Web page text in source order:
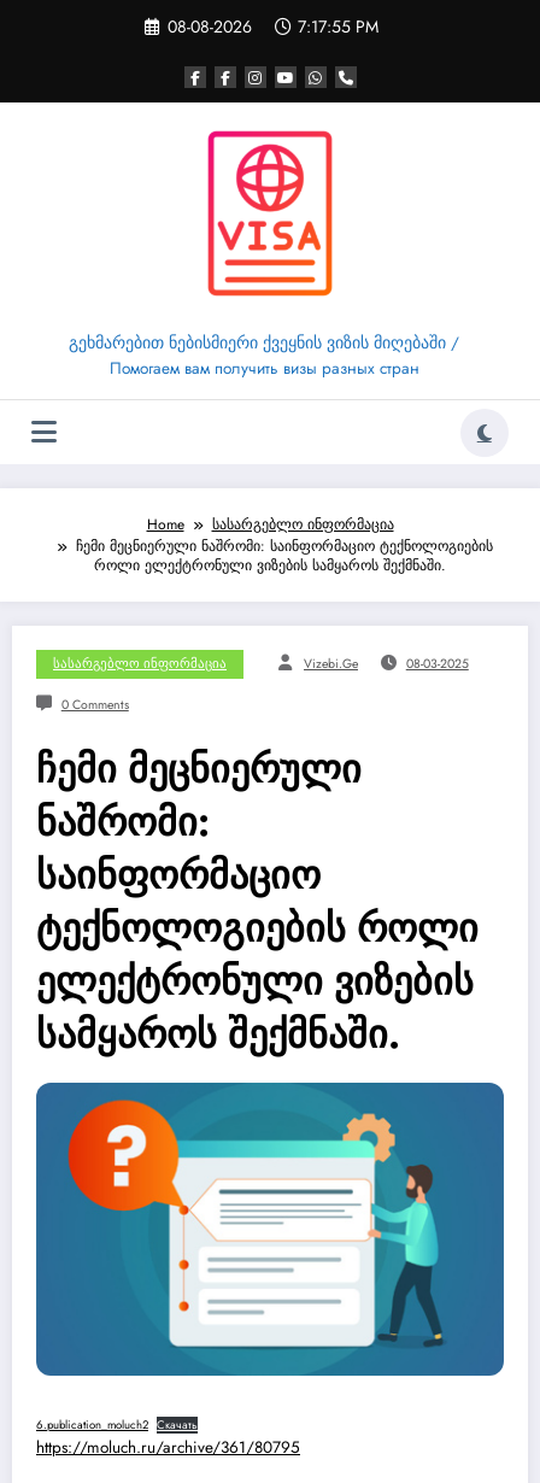
08-08-2026 7:17:56 PM
გეხმარებით ნებისმიერი ქვეყნის ვიზის მიღებაში /
Помогаем вам получить визы разных стран
Home
სასარგებლო ინფორმაცია
ჩემი მეცნიერული ნაშრომი: საინფორმაციო ტექნოლოგიების
როლი ელექტრონული ვიზების სამყაროს შექმნაში.
Სასარგებლო Ინფორმაცია Vizebi.ge 08-03-2025
0 Comments
ჩემი მეცნიერული
ნაშრომი:
საინფორმაციო
ტექნოლოგიების როლი
ელექტრონული ვიზების
სამყაროს შექმნაში.
6.publication_moluch2 Скачать
https://moluch.ru/archive/361/80795